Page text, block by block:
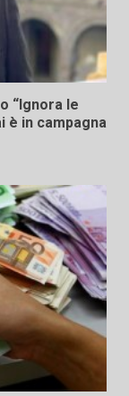
“Ignora le
è in campagna